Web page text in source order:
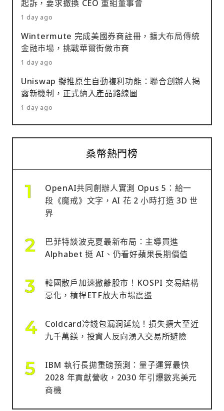
起訴，要求撤換 CEO 重組董事會
1 day ago
Wintermute 完成美國券商註冊，擴大布局傳統
金融市場，挑戰華爾街做市商
1 day ago
Uniswap 擬推原生自動複利功能：聯合創辦人揭
露新機制，正式納入產品路線圖
1 day ago
桑幣熱門榜
OpenAI共同創辦人實測 Opus 5：給一
段《魔戒》文字，AI 花 2 小時打造 3D 世
界
巴菲特談波克夏最新布局：主導買進
Alphabet 挺 AI、仍看好蘋果長期價值
韓國散戶加速撤離股市！KOSPI 交易結構
惡化，槓桿ETF放大市場震盪
Coldcard冷錢包漏洞延燒！損失擴大至近
九千萬鎂，投資人反向湧入交易所避險
IBM 執行長拋重磅預測：量子運算最快
2028 年貢獻營收，2030 年引爆數兆美元
商機